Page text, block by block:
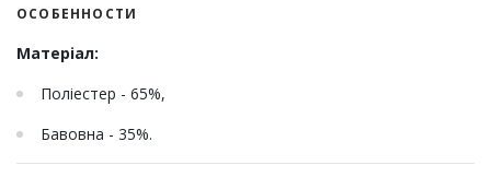
ОСОБЕННОСТИ
Матеріал:
Поліестер - 65%,
Бавовна - 35%.